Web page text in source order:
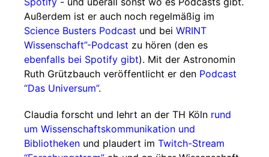
Außerdem ist er auch noch regelmäßig im
Science Busters Podcast und bei WRINT
Wissenschaft”-Podcast zu hören (den es
ebenfalls bei Spotify gibt). Mit der Astronomin
Ruth Grützbauch veröffentlicht er den Podcast
“Das Universum”.
Claudia forscht und lehrt an der TH Köln rund
um Wissenschaftskommunikation und
Bibliotheken und plaudert im Twitch-Stream